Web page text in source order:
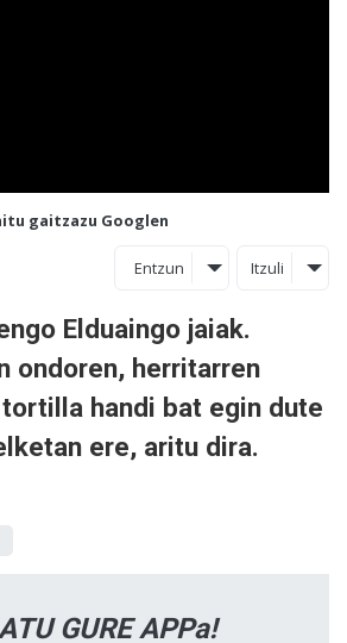
gaitzazu Googlen
Entzun Itzuli
Elduaingo jaiak.
ondoren, herritarren
handi bat egin dute
ere, aritu dira.
GURE APPa!